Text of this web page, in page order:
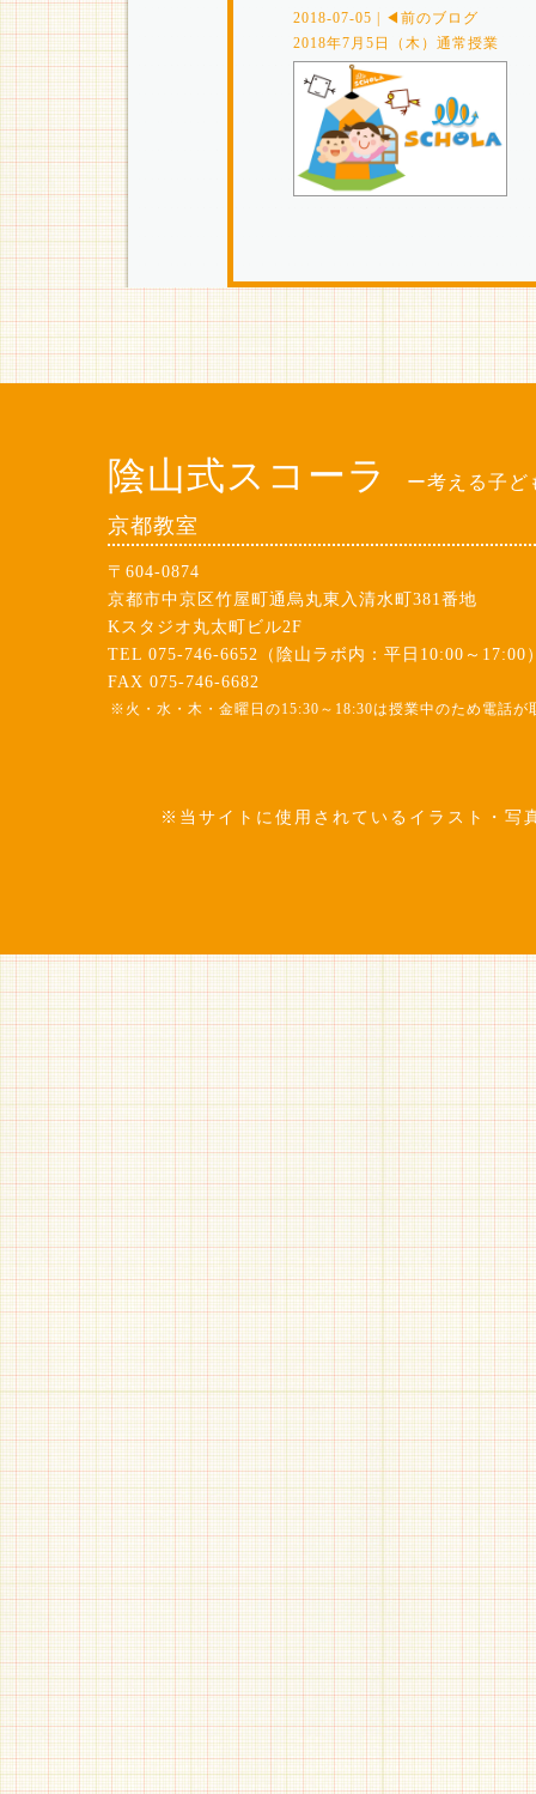
2018-07-05 | ◀前のブログ
2018年7月5日（木）通常授業
陰山式スコーラ ー考える子ど
京都教室
〒604-0874
京都市中京区竹屋町通烏丸東入清水町381番地
Kスタジオ丸太町ビル2F
TEL 075-746-6652（陰山ラボ内：平日10:00～17:00
FAX 075-746-6682
※火・水・木・金曜日の15:30～18:30は授業中のため電話
※当サイトに使用されているイラスト・写